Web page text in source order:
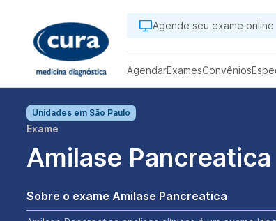
Agende seu exame online
AgendarExamesConvênios
Unidades em São Paulo
Exame
Amilase Pancreatica
Sobre o exame Amilase Pancreatica